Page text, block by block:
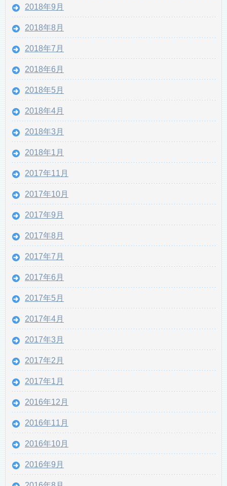
2018年9月
2018年8月
2018年7月
2018年6月
2018年5月
2018年4月
2018年3月
2018年1月
2017年11月
2017年10月
2017年9月
2017年8月
2017年7月
2017年6月
2017年5月
2017年4月
2017年3月
2017年2月
2017年1月
2016年12月
2016年11月
2016年10月
2016年9月